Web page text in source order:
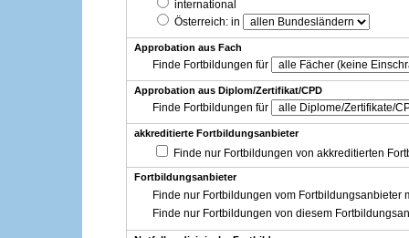
international
Österreich: in
Approbation aus Fach
Finde Fortbildungen für
Approbation aus Diplom/Zertifikat/CPD
Finde Fortbildungen für
akkreditierte Fortbildungsanbieter
Finde nur Fortbildungen von akkreditierten
Fortbildungsanbieter
Finde nur Fortbildungen vom Fortbildungsanbieter
Finde nur Fortbildungen von diesem